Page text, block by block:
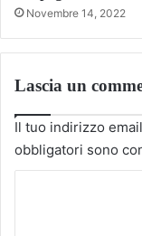
Novembre 14, 2022
Lascia un
Il tuo indirizzo
obbligatori sono